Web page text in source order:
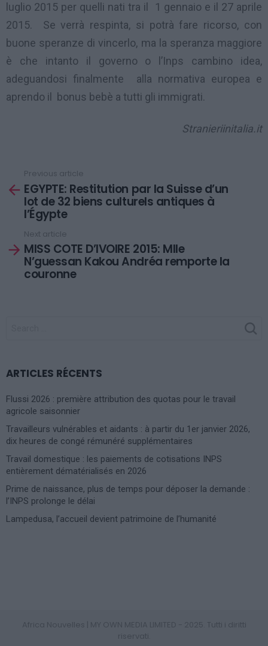
luglio 2015 per quelli nati tra il 1 gennaio e il 27 aprile
2015. Se verrà respinta, si potrà fare ricorso, con
buone speranze di vincerlo, ma la speranza maggiore
è che intanto il governo o l’Inps cambino idea,
adeguandosi finalmente alla normativa europea e
aprendo il bonus bebè a tutti gli immigrati.
Stranieriinitalia.it
more
Previous article
EGYPTE: Restitution par la Suisse d’un
lot de 32 biens culturels antiques à
l’Égypte
Next article
MISS COTE D’IVOIRE 2015: Mlle
N’guessan Kakou Andréa remporte la
couronne
ARTICLES RÉCENTS
Flussi 2026 : première attribution des quotas pour le travail
agricole saisonnier
Travailleurs vulnérables et aidants : à partir du 1er janvier 2026,
dix heures de congé rémunéré supplémentaires
Travail domestique : les paiements de cotisations INPS
entièrement dématérialisés en 2026
Prime de naissance, plus de temps pour déposer la demande :
l’INPS prolonge le délai
Lampedusa, l’accueil devient patrimoine de l’humanité